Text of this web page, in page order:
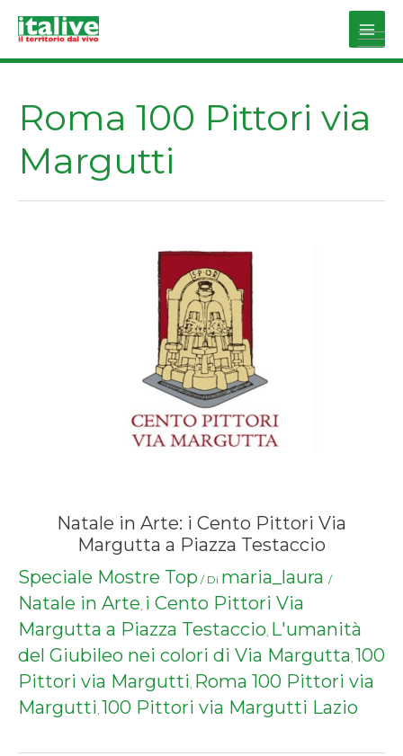
Main
Roma 100 Pittori via
Margutti
Natale in Arte: i Cento Pittori Via
Margutta a Piazza Testaccio
Speciale Mostre Top / Di maria_laura /
Natale in Arte, i Cento Pittori Via
Margutta a Piazza Testaccio, L'umanità
del Giubileo nei colori di Via Margutta, 100
Pittori via Margutti, Roma 100 Pittori via
Margutti, 100 Pittori via Margutti Lazio